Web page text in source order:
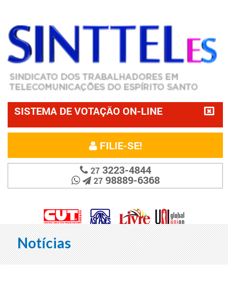
SISTEMA DE VOTAÇÃO ON-LINE
FILIE-SE!
273223-4844
2798889-6368
Notícias